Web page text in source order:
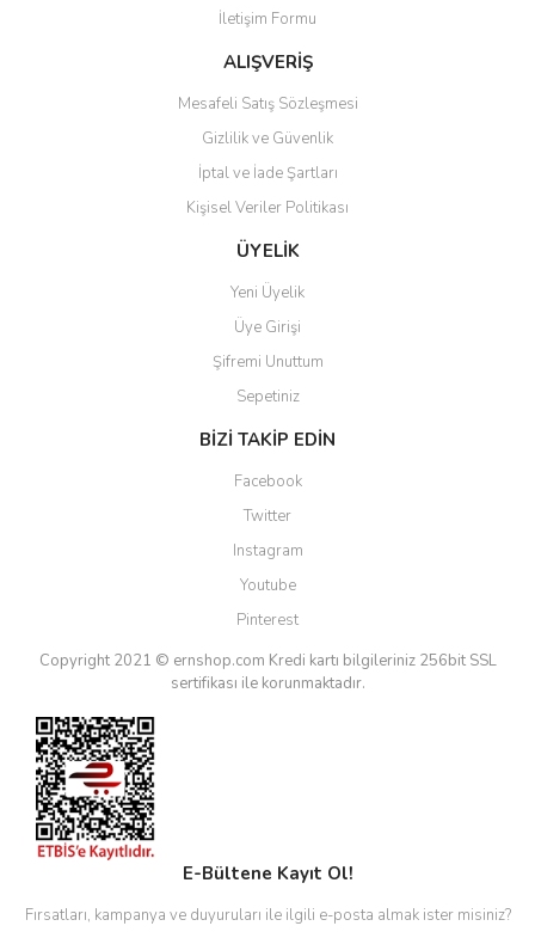
Ürün fiyatı diğer sitelerden daha pahalı.
Bu ürüne benzer farklı alternatifler olmalı.
Gönder
İletişim Formu
ALIŞVERİŞ
Mesafeli Satış Sözleşmesi
Gizlilik ve Güvenlik
İptal ve İade Şartları
Kişisel Veriler Politikası
ÜYELİK
Yeni Üyelik
Üye Girişi
Şifremi Unuttum
Sepetiniz
BİZİ TAKİP EDİN
Facebook
Twitter
Instagram
Youtube
Pinterest
Copyright 2021 © ernshop.com Kredi kartı bilgileriniz 256bit SSL
sertifikası ile korunmaktadır.
E-Bültene Kayıt Ol!
Fırsatları, kampanya ve duyuruları ile ilgili e-posta almak ister misiniz?